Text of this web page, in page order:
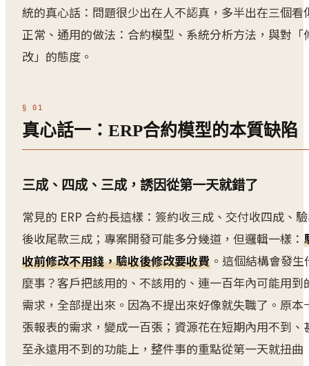
統的真心話：問題很少出在人不認真，多半出在三個看
正常、通用的做法：合約模型、系統分析方法，與對「
改」的態度。
真心話一：ERP合約模型的本質缺陷
三成、四成、三成，誘因從第一天就錯了
常見的 ERP 合約長這樣：簽約收三成、交付收四成、
後收尾款三成；專案開發可能多分幾道，但邏輯一樣：
收前修改不用錢，驗收後修改要收費。這個結構會發生
麼事？客戶把該用的、不該用的、連一百年內可能用到
需求，全部提出來。因為不提出來好像就失職了。原本
張報表的需求，變成一百張；資源花在短期內用不到、
至永遠用不到的功能上，整件事的重點從第一天就扭曲